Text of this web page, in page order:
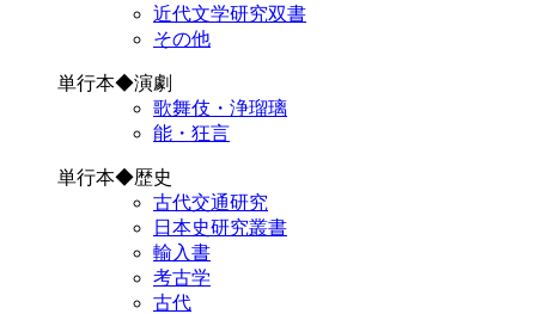
近代文学研究双書
その他
単行本◆演劇
歌舞伎・浄瑠璃
能・狂言
単行本◆歴史
古代交通研究
日本史研究叢書
輸入書
考古学
古代